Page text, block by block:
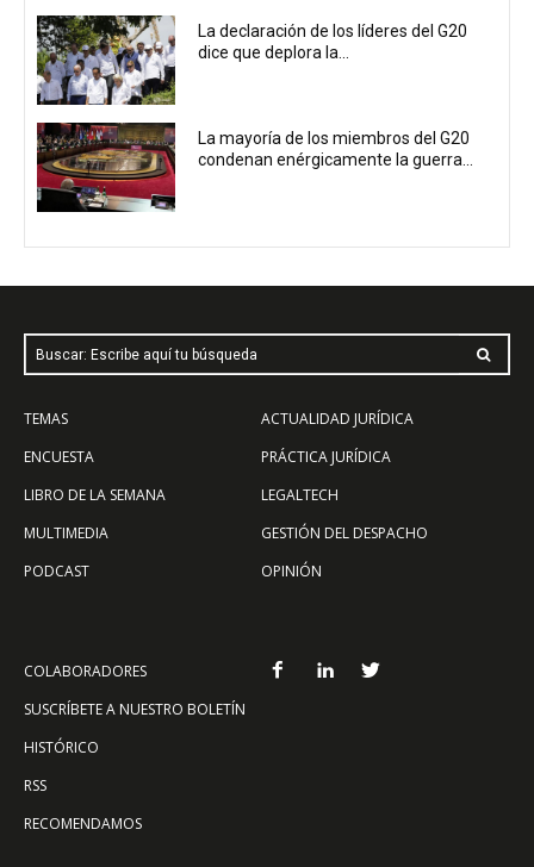
La declaración de los líderes del G20
dice que deplora la...
La mayoría de los miembros del G20
condenan enérgicamente la guerra...
Buscar: Escribe aquí tu búsqueda
TEMAS
ENCUESTA
LIBRO DE LA SEMANA
MULTIMEDIA
PODCAST
ACTUALIDAD JURÍDICA
PRÁCTICA JURÍDICA
LEGALTECH
GESTIÓN DEL DESPACHO
OPINIÓN
COLABORADORES
SUSCRÍBETE A NUESTRO BOLETÍN
HISTÓRICO
RSS
RECOMENDAMOS